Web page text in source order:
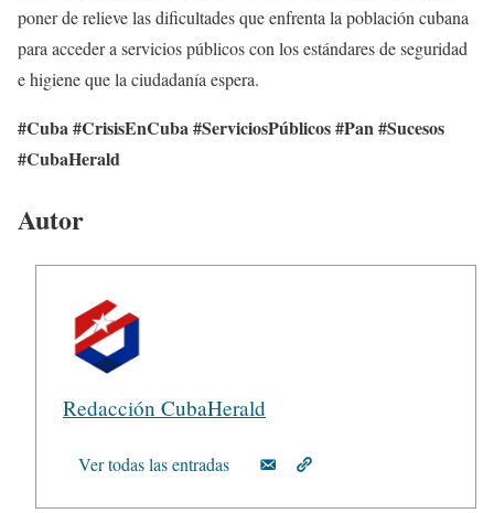
poner de relieve las dificultades que enfrenta la población cubana
para acceder a servicios públicos con los estándares de seguridad
e higiene que la ciudadanía espera.
#Cuba #CrisisEnCuba #ServiciosPúblicos #Pan #Sucesos
#CubaHerald
Autor
Redacción CubaHerald
Ver todas las entradas